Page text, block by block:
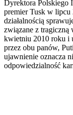
Dyrektora Polskiego
premier Tusk w lipcu
działalnością
związane z
kwietniu 2010 roku i
przez obu panów,
ujawnienie oznacza
odpowiedzialność